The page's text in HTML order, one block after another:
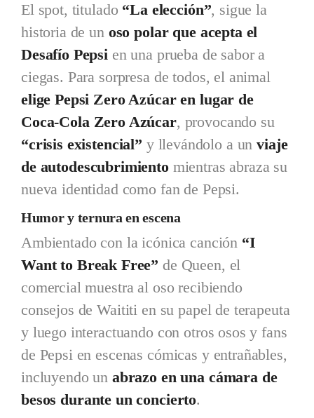
El spot, titulado “La elección”, sigue la
historia de un oso polar que acepta el
Desafío Pepsi en una prueba de sabor a
ciegas. Para sorpresa de todos, el animal
elige Pepsi Zero Azúcar en lugar de
Coca-Cola Zero Azúcar, provocando su
“crisis existencial” y llevándolo a unviaje
de autodescubrimientomientras abraza su
nueva identidad como fan de Pepsi.
Humor y ternura en escena
Ambientado con la icónica canción “I
Want to Break Free” de Queen, el
comercial muestra al oso recibiendo
consejos de Waititi en su papel de terapeuta
y luego interactuando con otros osos y fans
de Pepsi en escenas cómicas y entrañables,
incluyendo un abrazo en una cámara de
besos durante un concierto.